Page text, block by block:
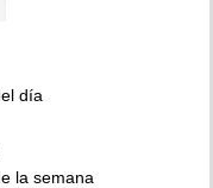
día
la semana